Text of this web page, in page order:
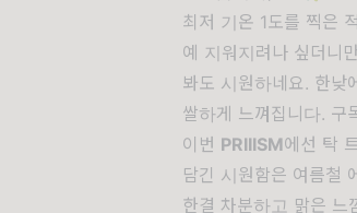
최저 기온 1도를 찍은
예 지워지려나 싶더니
봐도 시원하네요. 한낮
쌀하게 느껴집니다. 구
이번 PRIIISM에선 탁
담긴 시원함은 여름철
한결 차분하고 맑은 느